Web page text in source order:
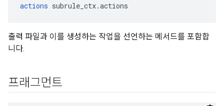
actions subrule_ctx.actions
출력 파일과 이를 생성하는 작업을 선언하는 메서드를 포함합
니다.
프래그먼트